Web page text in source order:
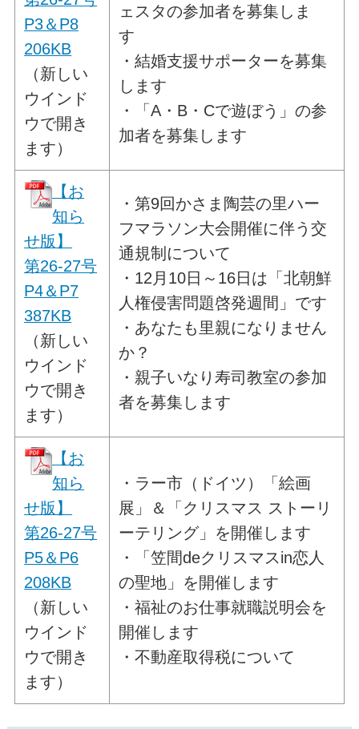
P3＆P8
206KB
（新しい
ウインド
ウで開き
ます）
ェスタの参加者を募集しま
す
・結婚支援サポーターを募集
します
・「A・B・Cで遊ぼう」の参
加者を募集します
【お
知ら
せ版】
第26-27号
P4＆P7
387KB
（新しい
ウインド
ウで開き
ます）
・第9回かさま陶芸の里ハー
フマラソン大会開催に伴う交
通規制について
・12月10日～16日は「北朝鮮
人権侵害問題啓発週間」です
・あなたも里親になりません
か？
・親子いなり寿司教室の参加
者を募集します
【お
知ら
せ版】
第26-27号
P5＆P6
208KB
（新しい
ウインド
ウで開き
ます）
・ラー市（ドイツ）「絵画
展」＆「クリスマス ストーリ
ーテリング」を開催します
・「笠間deクリスマスin恋人
の聖地」を開催します
・福祉のお仕事就職説明会を
開催します
・不動産取得税について